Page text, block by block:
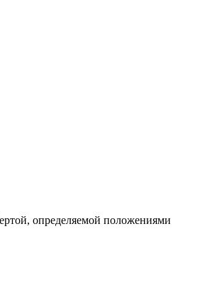
определяемой положениями